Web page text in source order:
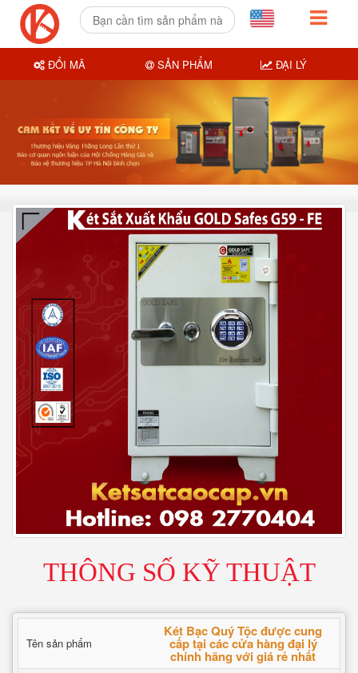
THÔNG SỐ KỸ THUẬT
Tên sản phẩm
Két Bạc Quý Tộc được cung
cấp tại các cửa hàng đại lý
chính hãng với giá rẻ nhất
ĐỔI MÃ SẢN PHẨM ĐẠI LÝ